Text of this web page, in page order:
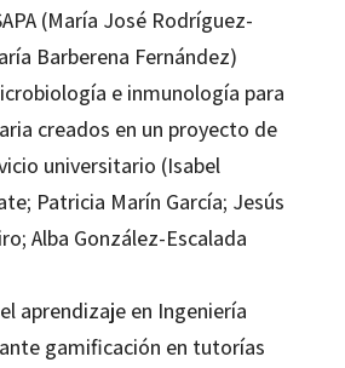
(María José Rodríguez-
Barberena Fernández)
e inmunología para
creados en un proyecto de
universitario (Isabel
Patricia Marín García; Jesús
Alba González-Escalada
aprendizaje en Ingeniería
gamificación en tutorías